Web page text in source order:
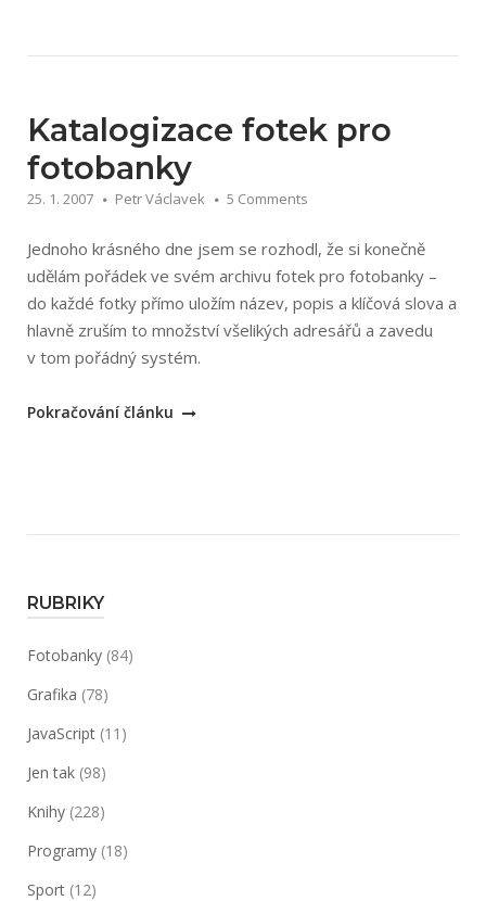
fotobank
pro
webdesignery
–
29.
5.
2008“
Katalogizace fotek pro
fotobanky
25. 1. 2007 Petr Václavek 5 Comments
Jednoho krásného dne jsem se rozhodl, že si konečně
udělám pořádek ve svém archivu fotek pro fotobanky –
do každé fotky přímo uložím název, popis a klíčová slova a
hlavně zruším to množství všelikých adresářů a zavedu
v tom pořádný systém.
„Katalogizace
Pokračování článku
RUBRIKY
Fotobanky (84)
Grafika (78)
JavaScript (11)
Jen tak (98)
Knihy (228)
Programy (18)
Sport (12)